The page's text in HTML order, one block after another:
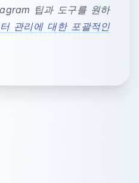
팁과 도구를 원하
관리에 대한 포괄적인